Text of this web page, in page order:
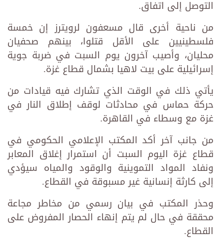
التوصل إلى اتفاق.
من ناحية أخرى قال مسعفون لرويترز إن خمسة
فلسطينيين على الأقل قتلوا، بينهم صحفيان
محليان، وأصيب آخرون يوم السبت في ضربة جوية
إسرائيلية على بيت لاهيا بشمال قطاع غزة.
يأتي ذلك في الوقت الذي تشارك فيه قيادات من
حركة حماس في محادثات لوقف إطلاق النار في
غزة مع وسطاء في القاهرة.
من جانب آخر أكد المكتب الإعلامي الحكومي في
قطاع غزة اليوم السبت أن استمرار إغلاق المعابر
ونفاد المواد التموينية والوقود والمياه سيؤدي
إلى كارثة إنسانية غير مسبوقة في القطاع.
وحذر المكتب في بيان رسمي من مخاطر مجاعة
محققة في حال لم يتم إنهاء الحصار المفروض على
القطاع.